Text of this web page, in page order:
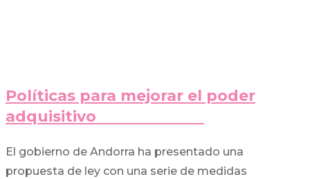
Políticas para mejorar el poder
adquisitivo
El gobierno de Andorra ha presentado una
propuesta de ley con una serie de medidas